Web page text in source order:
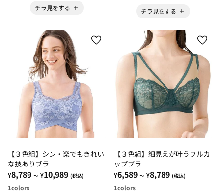
チラ見をする
チラ見をする
【３色組】シン・楽でもきれい
な技ありブラ
¥8,789 ～ ¥10,989 (税込)
1colors
【３色組】細見えが叶うフルカ
ップブラ
¥6,589 ～ ¥8,789 (税込)
1colors